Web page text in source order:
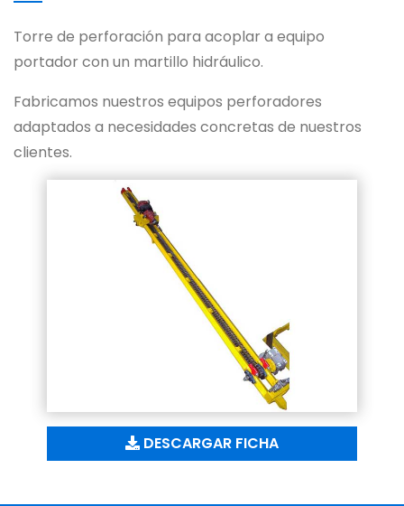
Torre de perforación para acoplar a equipo
portador con un martillo hidráulico.
Fabricamos nuestros equipos perforadores
adaptados a necesidades concretas de nuestros
clientes.
DESCARGAR FICHA